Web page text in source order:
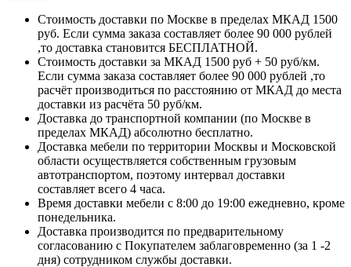
Стоимость доставки по Москве в пределах МКАД 1500
руб. Если сумма заказа составляет более 90 000 рублей
,то доставка становится БЕСПЛАТНОЙ.
Стоимость доставки за МКАД 1500 руб + 50 руб/км.
Если сумма заказа составляет более 90 000 рублей ,то
расчёт производиться по расстоянию от МКАД до места
доставки из расчёта 50 руб/км.
Доставка до транспортной компании (по Москве в
пределах МКАД) абсолютно бесплатно.
Доставка мебели по территории Москвы и Московской
области осуществляется собственным грузовым
автотранспортом, поэтому интервал доставки
составляет всего 4 часа.
Время доставки мебели с 8:00 до 19:00 ежедневно, кроме
понедельника.
Доставка производится по предварительному
согласованию с Покупателем заблаговременно (за 1 -2
дня) сотрудником службы доставки.